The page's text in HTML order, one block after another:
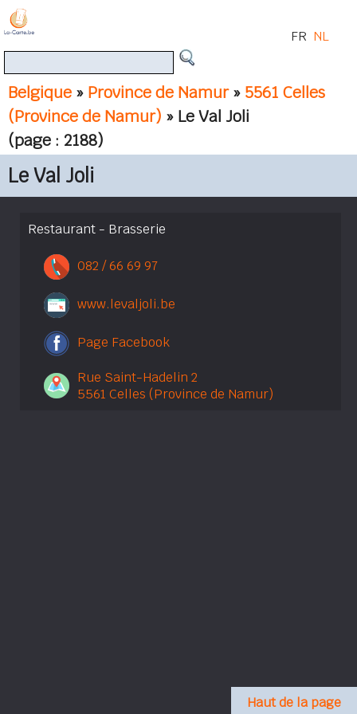
Belgique » Province de Namur» 5561 Celles
(Province de Namur) » Le Val Joli
(page : 2188)
FR NL
Le Val Joli
Restaurant - Brasserie
082 / 66 69 97
www.levaljoli.be
Page Facebook
Rue Saint-Hadelin 2
5561 Celles (Province de Namur)
Haut de la page